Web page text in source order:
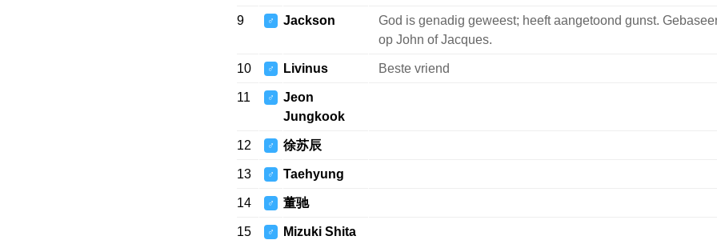
9 ♂ Jackson
God is genadig geweest; heeft aangetoond gunst.
op John of Jacques.
10 ♂ Livinus Beste vriend
11 ♂
Jeon
Jungkook
12 ♂ 徐苏辰
13 ♂ Taehyung
14 ♂ 董驰
15 ♂ Mizuki Shita